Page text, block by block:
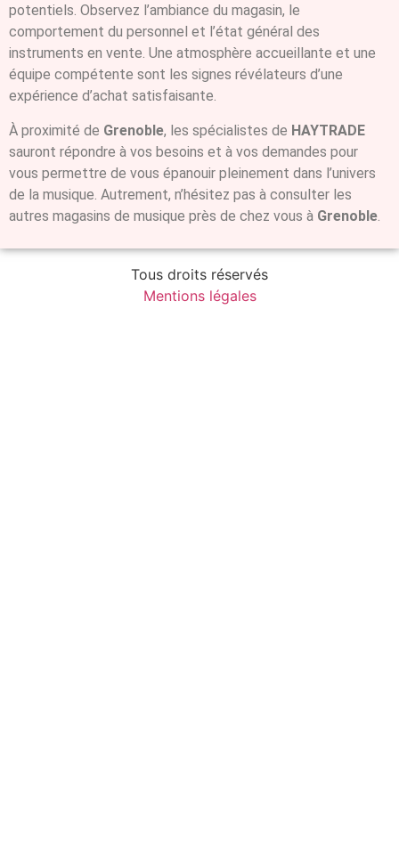
potentiels. Observez l’ambiance du magasin, le
comportement du personnel et l’état général des
instruments en vente. Une atmosphère accueillante et une
équipe compétente sont les signes révélateurs d’une
expérience d’achat satisfaisante.
À proximité de Grenoble, les spécialistes de HAYTRADE
sauront répondre à vos besoins et à vos demandes pour
vous permettre de vous épanouir pleinement dans l’univers
de la musique. Autrement, n’hésitez pas à consulter les
autres magasins de musique près de chez vous à Grenoble.
Tous droits réservés
Mentions légales